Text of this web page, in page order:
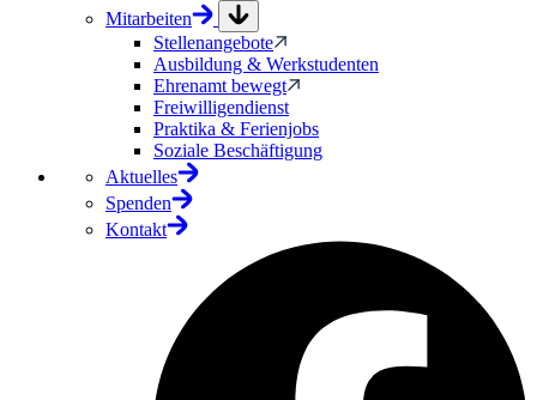
Mitarbeiten
Stellenangebote
Ausbildung & Werkstudenten
Ehrenamt bewegt
Freiwilligendienst
Praktika & Ferienjobs
Soziale Beschäftigung
Aktuelles
Spenden
Kontakt